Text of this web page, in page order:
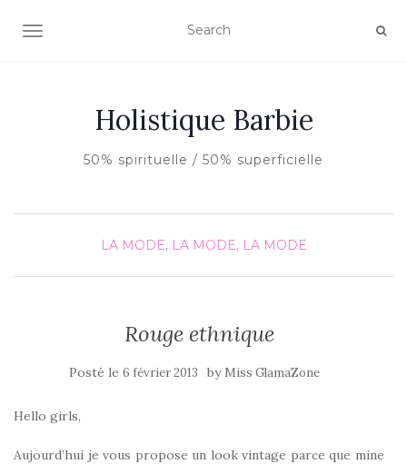
AFFICHER/MASQUER LA NAVIGATION
Holistique Barbie
50% spirituelle / 50% superficielle
LA MODE, LA MODE, LA MODE
Rouge ethnique
Posté le 6 février 2013 by Miss GlamaZone
Hello girls,
Aujourd’hui je vous propose un look vintage parce que mine